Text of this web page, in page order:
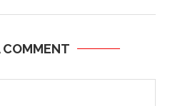
COMMENT